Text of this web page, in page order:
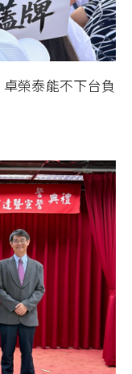
榮泰能不下台負